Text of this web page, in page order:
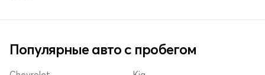
Популярные авто с пробегом